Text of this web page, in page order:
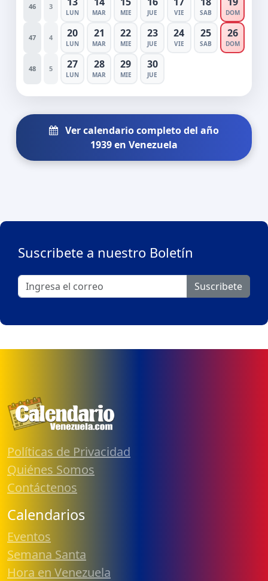
46 3
LUN MAR MIE JUE VIE SAB DOM
47 4 20
LUN
21
MAR
22
MIE
23
JUE
24
VIE
25
SAB
26
DOM
48 5 27
LUN
28
MAR
29
MIE
30
JUE
Ver calendario completo del año
1939 en Venezuela
Suscribete a nuestro Boletín
Suscribete
Políticas de Privacidad
Quiénes Somos
Contáctenos
Calendarios
Eventos
Semana Santa
Hora en Venezuela